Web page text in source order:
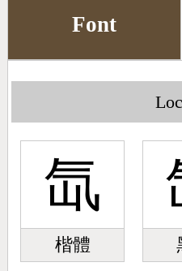
Pinyin Word
Font
氙
楷體